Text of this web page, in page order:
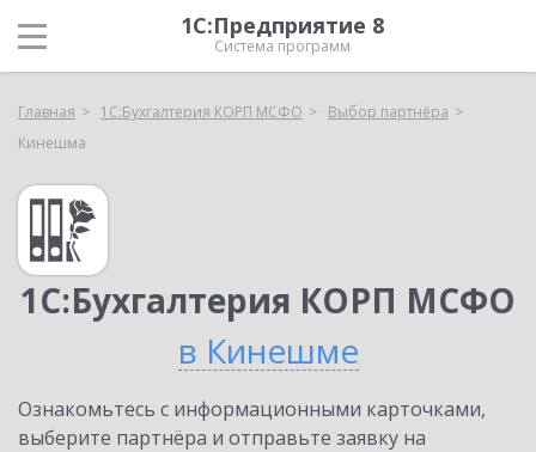
1С:Предприятие 8
Система программ
Главная 1С:Бухгалтерия КОРП МСФО
Выбор партнёра
Кинешма
1С:Бухгалтерия КОРП МСФО
в Кинешме
Ознакомьтесь с информационными карточками,
выберите партнёра и отправьте заявку на